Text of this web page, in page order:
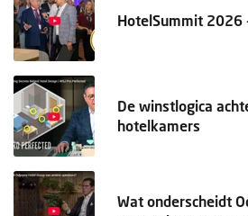
HotelSummit 2026
De winstlogica
hotelkamers
Wat onderscheidt